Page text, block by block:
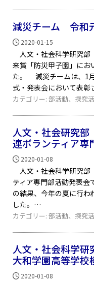
減災チーム 令
2020-01-15
人文・社会科学研究
来賞「防災甲子園」にお
た。 減災チームは、1
式・発表会において表彰
カテゴリー:部活動、探究
人文・社会研究
連ボランティア専
2020-01-08
人文・社会科学研究
ティア専門部活動発表会
の結果、今年の夏に行わ
した。
カテゴリー:部活動、探究
人文・社会科学
大和学園高等学校
2020-01-08